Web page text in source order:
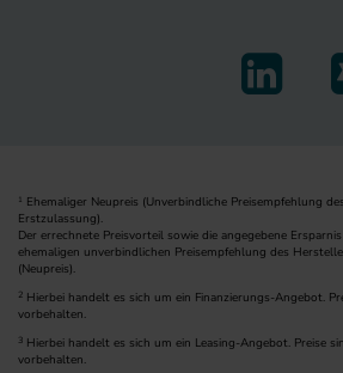
1
Ehemaliger Neupreis (Unverbindliche Preisempfehlung
Erstzulassung).
Der errechnete Preisvorteil sowie die angegebene
ehemaligen unverbindlichen Preisempfehlung des
(Neupreis).
2 Hierbei handelt es sich um ein Finanzierungs-Angebot.
vorbehalten.
3 Hierbei handelt es sich um ein Leasing-Angebot. Preise
vorbehalten.